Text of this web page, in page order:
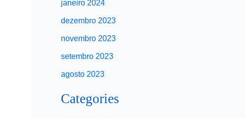
janeiro 2024
dezembro 2023
novembro 2023
setembro 2023
agosto 2023
Categories